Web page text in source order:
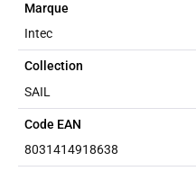
Marque
Intec
Collection
SAIL
Code EAN
8031414918638